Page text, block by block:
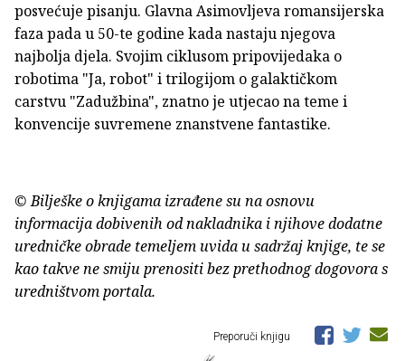
posvećuje pisanju. Glavna Asimovljeva romansijerska
faza pada u 50-te godine kada nastaju njegova
najbolja djela. Svojim ciklusom pripovijedaka o
robotima "Ja, robot" i trilogijom o galaktičkom
carstvu "Zadužbina", znatno je utjecao na teme i
konvencije suvremene znanstvene fantastike.
© Bilješke o knjigama izrađene su na osnovu
informacija dobivenih od nakladnika i njihove dodatne
uredničke obrade temeljem uvida u sadržaj knjige, te se
kao takve ne smiju prenositi bez prethodnog dogovora s
uredništvom portala.
Preporuči knjigu